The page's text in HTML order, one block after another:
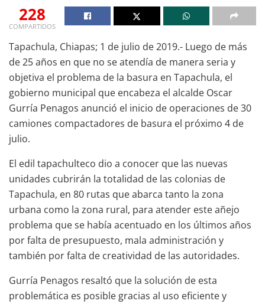
228
COMPARTIDOS
Tapachula, Chiapas; 1 de julio de 2019.- Luego de más
de 25 años en que no se atendía de manera seria y
objetiva el problema de la basura en Tapachula, el
gobierno municipal que encabeza el alcalde Oscar
Gurría Penagos anunció el inicio de operaciones de 30
camiones compactadores de basura el próximo 4 de
julio.
El edil tapachulteco dio a conocer que las nuevas
unidades cubrirán la totalidad de las colonias de
Tapachula, en 80 rutas que abarca tanto la zona
urbana como la zona rural, para atender este añejo
problema que se había acentuado en los últimos años
por falta de presupuesto, mala administración y
también por falta de creatividad de las autoridades.
Gurría Penagos resaltó que la solución de esta
problemática es posible gracias al uso eficiente y